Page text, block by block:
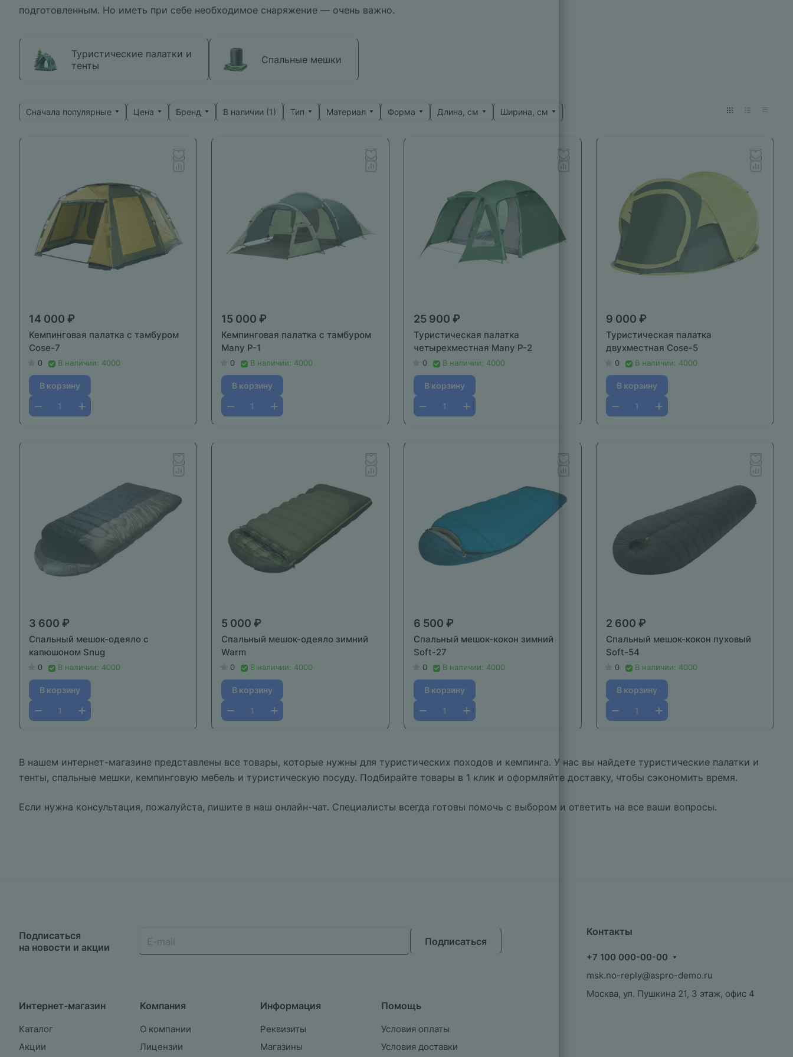
подготовленным. Но иметь при себе необходимое снаряжение — очень важно.
Туристические палатки и
тенты
Спальные мешки
Сначала популярные Цена Бренд В наличии (1) Тип Материал Форма Длина, см Ширина, см
14 000 ₽
Кемпинговая палатка с тамбуром
Cose-7
0 В наличии: 4000
В корзину
15 000 ₽
Кемпинговая палатка с тамбуром
Many P-1
0 В наличии: 4000
В корзину
25 900 ₽
Туристическая палатка
четырехместная Many P-2
0 В наличии: 4000
В корзину
9 000 ₽
Туристическая палатка
двухместная Cose-5
0 В наличии: 4000
В корзину
3 600 ₽
Спальный мешок-одеяло с
капюшоном Snug
0 В наличии: 4000
В корзину
5 000 ₽
Спальный мешок-одеяло зимний
Warm
0 В наличии: 4000
В корзину
6 500 ₽
Спальный мешок-кокон зимний
Soft-27
0 В наличии: 4000
В корзину
2 600 ₽
Спальный мешок-кокон пуховый
Soft-54
0 В наличии: 4000
В корзину
В нашем интернет-магазине представлены все товары, которые нужны для туристических походов и кемпинга. У нас вы найдете туристические палатки и
тенты, спальные мешки, кемпинговую мебель и туристическую посуду. Подбирайте товары в 1 клик и оформляйте доставку, чтобы сэкономить время.
Если нужна консультация, пожалуйста, пишите в наш онлайн-чат. Специалисты всегда готовы помочь с выбором и ответить на все ваши вопросы.
Подписаться
на новости и акции
Подписаться
Интернет-магазин
Каталог
Акции
Компания
О компании
Лицензии
Информация
Реквизиты
Магазины
Помощь
Условия оплаты
Условия доставки
Контакты
+7 100 000-00-00
msk.no-reply@aspro-demo.ru
Москва, ул. Пушкина 21, 3 этаж, офис 4